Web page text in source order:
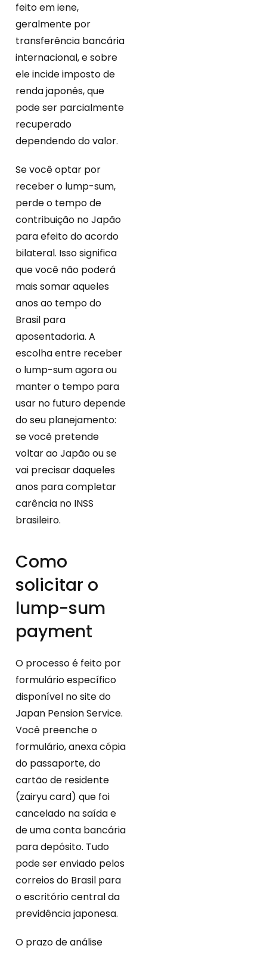
feito em iene,
geralmente por
transferência bancária
internacional, e sobre
ele incide imposto de
renda japonês, que
pode ser parcialmente
recuperado
dependendo do valor.
Se você optar por
receber o lump-sum,
perde o tempo de
contribuição no Japão
para efeito do acordo
bilateral. Isso significa
que você não poderá
mais somar aqueles
anos ao tempo do
Brasil para
aposentadoria. A
escolha entre receber
o lump-sum agora ou
manter o tempo para
usar no futuro depende
do seu planejamento:
se você pretende
voltar ao Japão ou se
vai precisar daqueles
anos para completar
carência no INSS
brasileiro.
Como
solicitar o
lump-sum
payment
O processo é feito por
formulário específico
disponível no site do
Japan Pension Service.
Você preenche o
formulário, anexa cópia
do passaporte, do
cartão de residente
(zairyu card) que foi
cancelado na saída e
de uma conta bancária
para depósito. Tudo
pode ser enviado pelos
correios do Brasil para
o escritório central da
previdência japonesa.
O prazo de análise